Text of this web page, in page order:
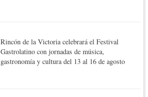
Rincón de la Victoria celebrará el Festival
Gastrolatino con jornadas de música,
gastronomía y cultura del 13 al 16 de agosto